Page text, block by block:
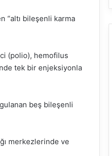
“altı bileşenli karma
(polio), hemofilus
tek bir enjeksiyonla
beş bileşenli
merkezlerinde ve